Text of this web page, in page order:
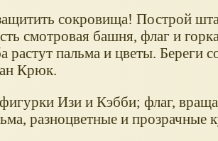
сокровища! Построй
смотровая башня, флаг и
растут пальма и цветы. Береги
Крюк.
Изи и Кэбби; флаг,
разноцветные и прозрачные